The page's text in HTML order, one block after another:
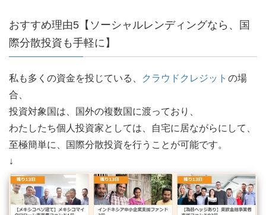
おすすめ理由5【ソーシャルレンディングなら、国
際分散投資も手軽に】
私も多くの資金を投じている、 クラウドクレジット の場
合、
投資対象国は、国外の複数国に渡っており、
わたしたち個人投資家としては、自宅に居ながらにして、
至極簡単に、国際分散投資を行うことが可能です。
↓